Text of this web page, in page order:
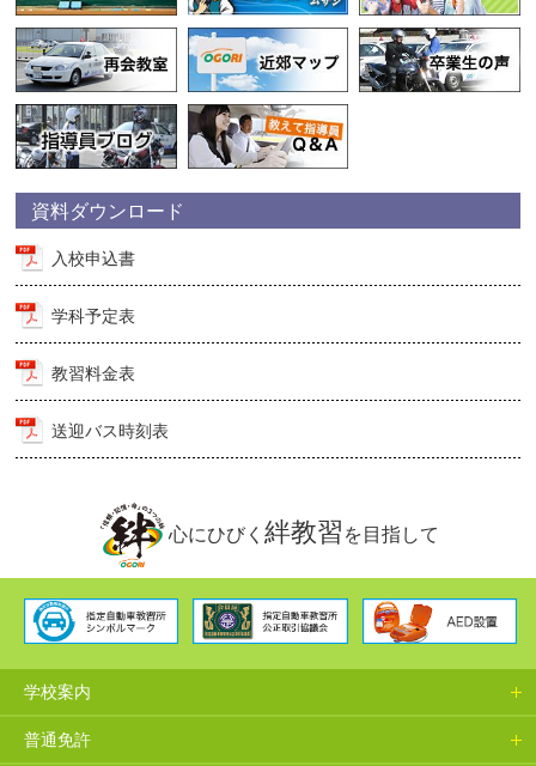
資料ダウンロード
入校申込書
学科予定表
教習料金表
送迎バス時刻表
心にひびく 絆教習 を目指して
学校案内
普通免許